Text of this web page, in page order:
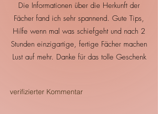
Die Informationen über die Herkunft der
Fächer fand ich sehr spannend. Gute Tips,
Hilfe wenn mal was schiefgeht und nach 2
Stunden einzigartige, fertige Fächer machen
Lust auf mehr. Danke für das tolle Geschenk
verifizierter Kommentar